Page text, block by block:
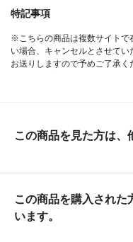
特記事項
※こちらの商品は複数サイトで
い場合、キャンセルとさせて
お送りしますので予めご了承く
この商品を見た方は、
この商品を購入された
います。